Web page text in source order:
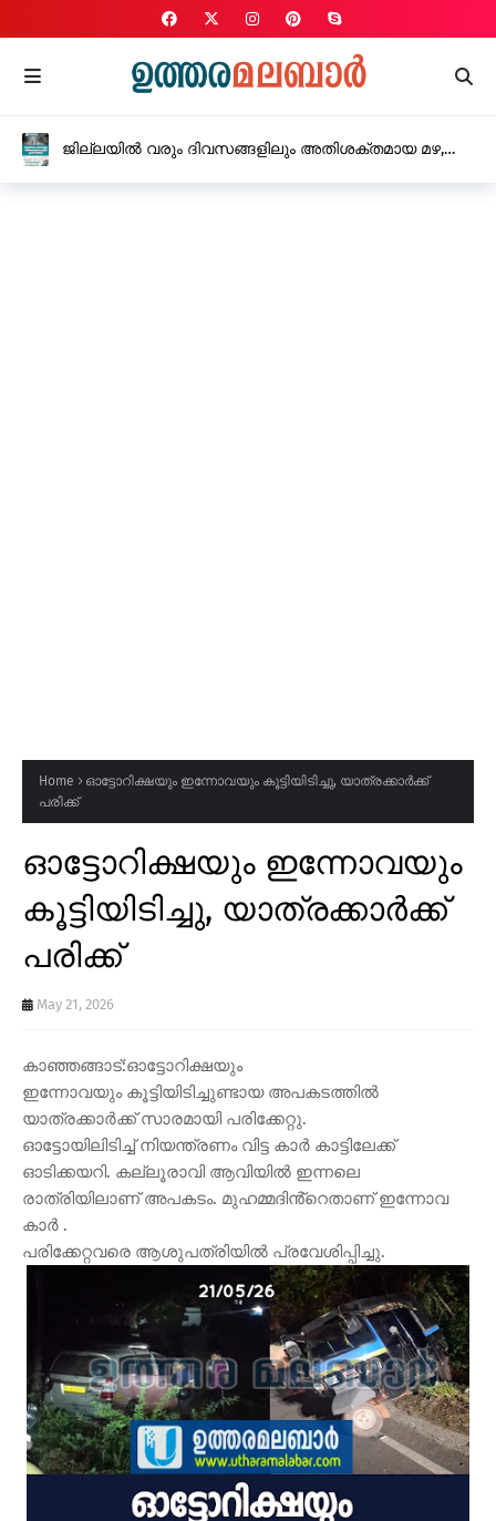
പെൺകുട്ടിയെ ക്രൂരമായ ലൈംഗിക
Home
ഓട്ടോറിക്ഷയും ഇന്നോവയും കൂട്ടിയിടിച്ചു, യാത്രക്കാർക്ക്
പരിക്ക്
ഓട്ടോറിക്ഷയും ഇന്നോവയും
കൂട്ടിയിടിച്ചു, യാത്രക്കാർക്ക്
പരിക്ക്
May 21, 2026
കാഞ്ഞങ്ങാട്:ഓട്ടോറിക്ഷയും
ഇന്നോവയും കൂട്ടിയിടിച്ചുണ്ടായ അപകടത്തിൽ
യാത്രക്കാർക്ക് സാരമായി പരിക്കേറ്റു.
ഓട്ടോയിലിടിച്ച് നിയന്ത്രണം വിട്ട കാർ കാട്ടിലേക്ക്
ഓടിക്കയറി. കല്ലൂരാവി ആവിയിൽ ഇന്നലെ
രാത്രിയിലാണ് അപകടം. മുഹമ്മദിൻ്റെതാണ് ഇന്നോവ
കാർ .
പരിക്കേറ്റവരെ ആശുപത്രിയിൽ പ്രവേശിപ്പിച്ചു.